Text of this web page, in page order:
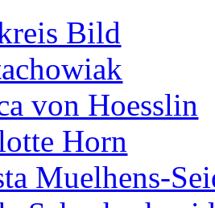
Bild
von Hoesslin
Horn
Muelhens-